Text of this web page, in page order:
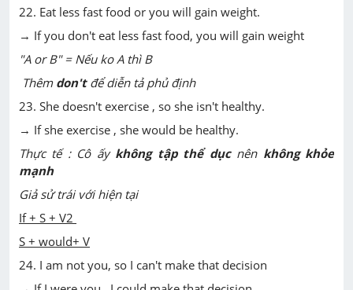
22. Eat less fast food or you will gain weight.
→ If you don't eat less fast food, you will gain weight
"A or B" = Nếu ko A thì B
Thêm don'tđể diễn tả phủ định
23. She doesn't exercise , so she isn't healthy.
→ If she exercise , she would be healthy.
Thực tế : Cô ấykhông tập thể dụcnên không khỏe
mạnh
Giả sử trái với hiện tại
If + S + V2
S + would+ V
24. I am not you, so I can't make that decision